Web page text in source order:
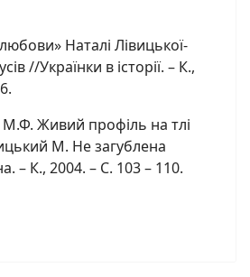
Наталі Лівицької-
//Українки в історії. – К.,
Живий профіль на тлі
М. Не загублена
– К., 2004. – С. 103 – 110.